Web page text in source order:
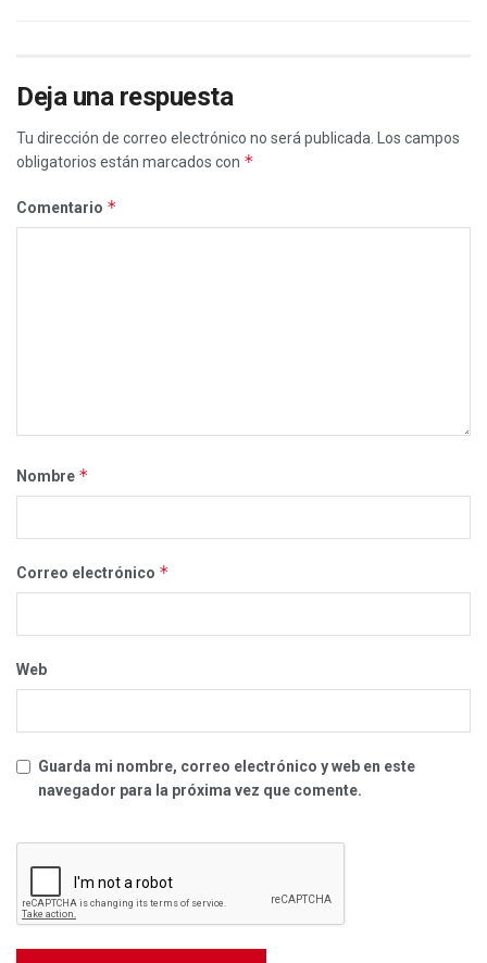
Deja una respuesta
Tu dirección de correo electrónico no será publicada.
Los campos
obligatorios están marcados con *
Comentario *
Nombre *
Correo electrónico *
Web
Guarda mi nombre, correo electrónico y web en este
navegador para la próxima vez que comente.